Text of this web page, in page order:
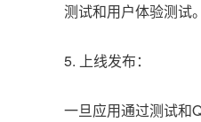
测试和用户体验测试
5. 上线发布：
一旦应用通过测试和